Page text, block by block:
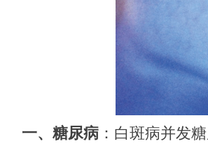
一、糖尿病 ：白斑病并发